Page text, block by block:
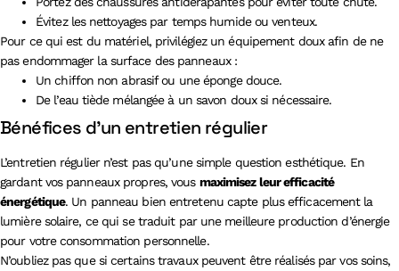
Évitez les nettoyages par temps humide ou venteux.
Pour ce qui est du matériel, privilégiez un équipement doux afin de ne
pas endommager la surface des panneaux :
Un chiffon non abrasif ou une éponge douce.
De l’eau tiède mélangée à un savon doux si nécessaire.
Bénéfices d’un entretien régulier
L’entretien régulier n’est pas qu’une simple question esthétique. En
gardant vos panneaux propres, vous maximisez leur efficacité
énergétique. Un panneau bien entretenu capte plus efficacement la
lumière solaire, ce qui se traduit par une meilleure production d’énergie
pour votre consommation personnelle.
N’oubliez pas que si certains travaux peuvent être réalisés par vos soins,